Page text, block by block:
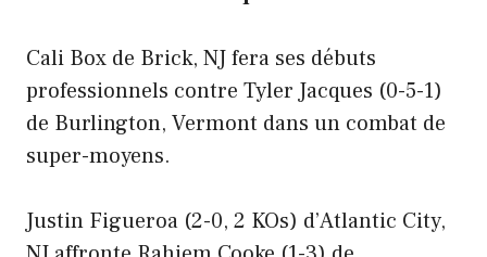
Cali Box de Brick, NJ fera ses débuts
professionnels contre Tyler Jacques (0-5-1)
de Burlington, Vermont dans un combat de
super-moyens.
Justin Figueroa (2-0, 2 KOs) d’Atlantic City,